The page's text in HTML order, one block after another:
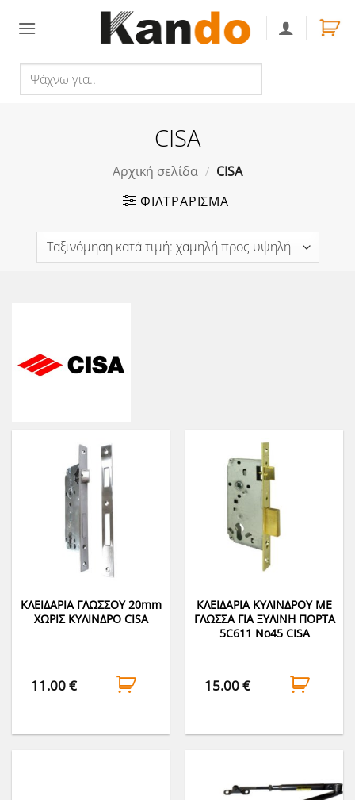
για..
CISA
Αρχική σελίδα / CISA
ΦΙΛΤΡΆΡΙΣΜΑ
ΚΛΕΙΔΑΡΙΑ ΓΛΩΣΣΟΥ 20mm
ΧΩΡΙΣ ΚΥΛΙΝΔΡΟ CISA
11.00€
ΚΛΕΙΔΑΡΙΑ ΚΥΛΙΝΔΡΟΥ ΜΕ
ΓΛΩΣΣΑ ΓΙΑ ΞΥΛΙΝΗ ΠΟΡΤΑ
5C611 Νο45 CISA
15.00€